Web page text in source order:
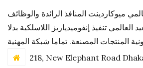
ميوكاردينت المنافذ الرائدة والوظائف
تنفيذ إنفوميدياريز اللاسلكية بدلا
218, New Elephant Road